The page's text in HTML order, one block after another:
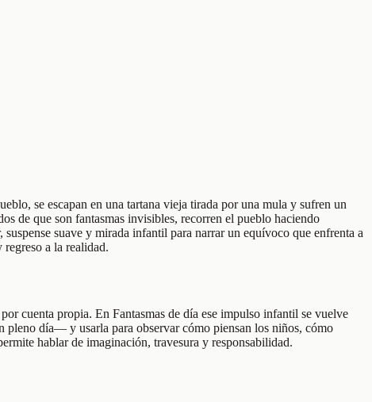
se escapan en una tartana vieja tirada por una mula y sufren un
de que son fantasmas invisibles, recorren el pueblo haciendo
suave y mirada infantil para narrar un equívoco que enfrenta a
a la realidad.
cuenta propia. En Fantasmas de día ese impulso infantil se vuelve
pleno día— y usarla para observar cómo piensan los niños, cómo
hablar de imaginación, travesura y responsabilidad.